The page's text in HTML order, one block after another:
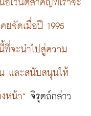
เวนต์สำคัญที่เราจะ
ยจัดเมื่อปี 1995
ที่จะนำไปสู่ความ
น และสนับสนุนให้
หน้า” จิรุตถ์กล่าว